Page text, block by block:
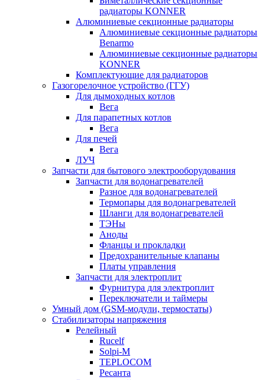
радиаторы KONNER
Алюминиевые секционные радиаторы
Алюминиевые секционные радиаторы
Benarmo
Алюминиевые секционные радиаторы
KONNER
Комплектующие для радиаторов
Газогорелочное устройство (ГГУ)
Для дымоходных котлов
Вега
Для парапетных котлов
Вега
Для печей
Вега
ЛУЧ
Запчасти для бытового электрооборудования
Запчасти для водонагревателей
Разное для водонагревателей
Термопары для водонагревателей
Шланги для водонагревателей
ТЭНы
Аноды
Фланцы и прокладки
Предохранительные клапаны
Платы управления
Запчасти для электроплит
Фурнитура для электроплит
Переключатели и таймеры
Умный дом (GSM-модули, термостаты)
Cтабилизаторы напряжения
Релейный
Rucelf
Solpi-M
TEPLOCOM
Ресанта